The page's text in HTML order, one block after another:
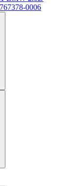
0006